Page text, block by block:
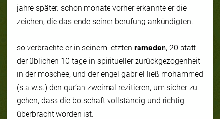
jahre später. schon monate vorher erkannte er die
zeichen, die das ende seiner berufung ankündigten.
so verbrachte er in seinem letzten ramadan, 20 statt
der üblichen 10 tage in spiritueller zurückgezogenheit
in der moschee, und der engel gabriel ließ mohammed
(s.a.w.s.) den qur’an zweimal rezitieren, um sicher zu
gehen, dass die botschaft vollständig und richtig
überbracht worden ist.